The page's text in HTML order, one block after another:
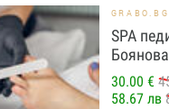
GRABO.BG
SPA
Боянова
30.00 €
58.67 лв